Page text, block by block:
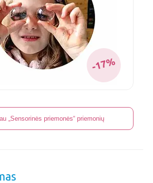
-17%
„Sensorinės priemonės“ priemonių